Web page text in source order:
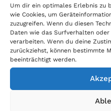
Um dir ein optimales Erlebnis zu
wie Cookies, um
zuzugreifen. Wenn du diesen
Daten wie das Surfverhalten
verarbeiten. Wenn du deine
zurückziehst, können bestimmte
beeinträchtigt werden.
Allgemein
Blog